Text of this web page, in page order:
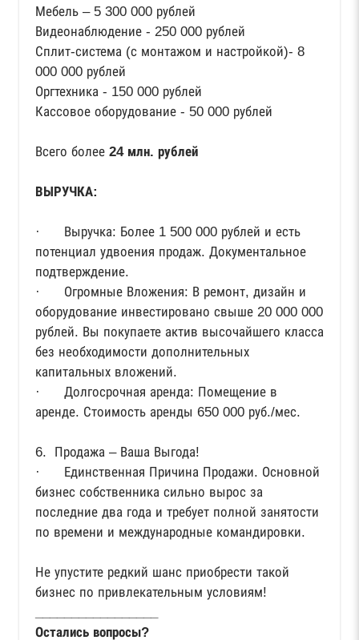
Мебель – 5 300 000 рублей
Видеонаблюдение - 250 000 рублей
Сплит-система (с монтажом и настройкой)- 8
000 000 рублей
Оргтехника - 150 000 рублей
Кассовое оборудование - 50 000 рублей
Всего более 24 млн. рублей
ВЫРУЧКА:
· Выручка: Более 1 500 000 рублей и есть
потенциал удвоения продаж. Документальное
подтверждение.
· Огромные Вложения: В ремонт, дизайн и
оборудование инвестировано свыше 20 000 000
рублей. Вы покупаете актив высочайшего класса
без необходимости дополнительных
капитальных вложений.
· Долгосрочная аренда: Помещение в
аренде. Стоимость аренды 650 000 руб./мес.
6. Продажа – Ваша Выгода!
· Единственная Причина Продажи. Основной
бизнес собственника сильно вырос за
последние два года и требует полной занятости
по времени и международные командировки.
Не упустите редкий шанс приобрести такой
бизнес по привлекательным условиям!
Остались вопросы?